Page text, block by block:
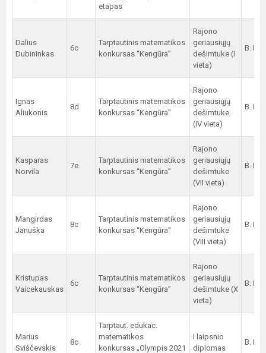
etapas
Dalius
Dubininkas
6c
Tarptautinis matematikos
konkursas “Kengūra”
Rajono
geriausiųjų
dešimtuke (I
vieta)
B.
Ignas
Aliukonis
8d
Tarptautinis matematikos
konkursas “Kengūra”
Rajono
geriausiųjų
dešimtuke
(IV vieta)
B.
Kasparas
Norvila
7e
Tarptautinis matematikos
konkursas “Kengūra”
Rajono
geriausiųjų
dešimtuke
(VII vieta)
B.
Mangirdas
Januška
8c
Tarptautinis matematikos
konkursas “Kengūra”
Rajono
geriausiųjų
dešimtuke
(VIII vieta)
B.
Kristupas
Vaicekauskas
6c
Tarptautinis matematikos
konkursas “Kengūra”
Rajono
geriausiųjų
dešimtuke (X
vieta)
B.
Marius
Sviščevskis
8c
Tarptaut. edukac.
matematikos
konkursas „Olympis 2021
I laipsnio
diplomas
B.